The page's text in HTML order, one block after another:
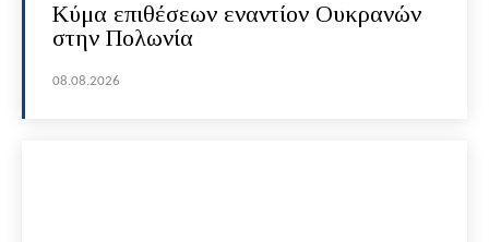
Κύμα επιθέσεων εναντίον Ουκρανών
στην Πολωνία
08.08.2026